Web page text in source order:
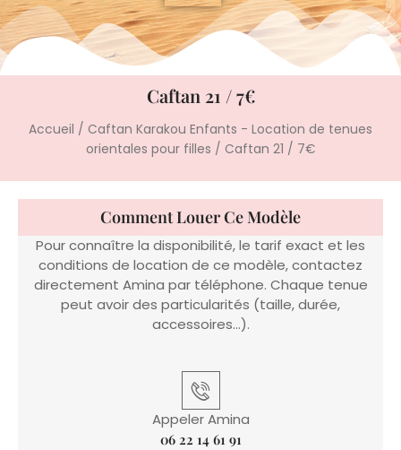
Caftan 21 / 7€
Accueil / Caftan Karakou Enfants - Location de tenues
orientales pour filles / Caftan 21 / 7€
Comment Louer Ce Modèle
Pour connaître la disponibilité, le tarif exact et les
conditions de location de ce modèle, contactez
directement Amina par téléphone. Chaque tenue
peut avoir des particularités (taille, durée,
accessoires…).
Appeler Amina
06 22 14 61 91